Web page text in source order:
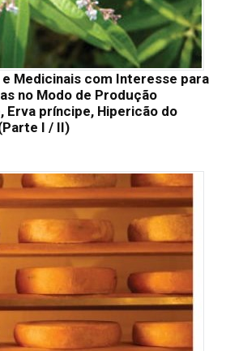
Medicinais com Interesse para
no Modo de Produção
Erva príncipe, Hipericão do
I / II)